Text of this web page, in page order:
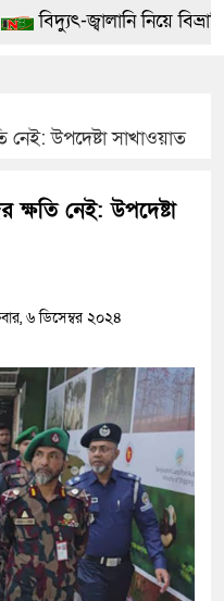
বিদ্যুৎ-জ্বালানি নিয়ে বিভ্রান্তি
দেশটা আমাদের সবার,
গাজীপুরে সাতজনকে হত্যার
১০ জন
ঢাকার চারপাশে সচল হবে
রাজধানীর দুই মেট্রো স্টেশনে
নেই: উপদেষ্টা সাখাওয়াত
ক্ষতি নেই: উপদেষ্টা
৬ ডিসেম্বর ২০২৪